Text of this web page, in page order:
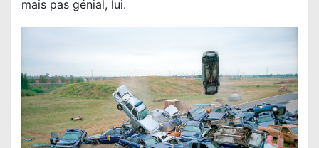
mais pas génial, lui.